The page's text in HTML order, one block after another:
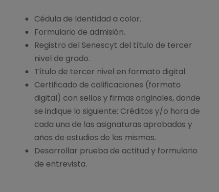
Cédula de Identidad a color.
Formulario de admisión.
Registro del Senescyt del título de tercer
nivel de grado.
Título de tercer nivel en formato digital.
Certificado de calificaciones (formato
digital) con sellos y firmas originales, donde
se indique lo siguiente: Créditos y/o hora de
cada una de las asignaturas aprobadas y
años de estudios de las mismas.
Desarrollar prueba de actitud y formulario
de entrevista.